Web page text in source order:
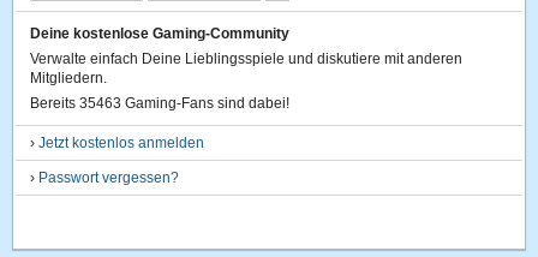
Deine kostenlose Gaming-Community
Verwalte einfach Deine Lieblingsspiele und diskutiere mit anderen
Mitgliedern.
Bereits 35463 Gaming-Fans sind dabei!
›Jetzt kostenlos anmelden
› Passwort vergessen?